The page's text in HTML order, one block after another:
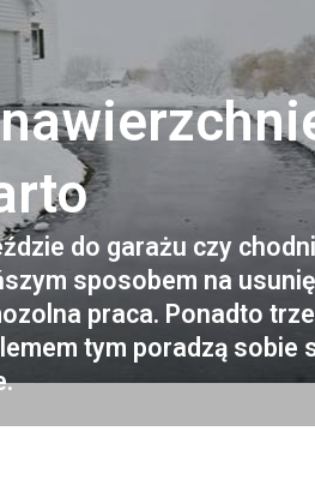
do garażu czy
sposobem na
praca. Ponadto
tym poradzą sobie